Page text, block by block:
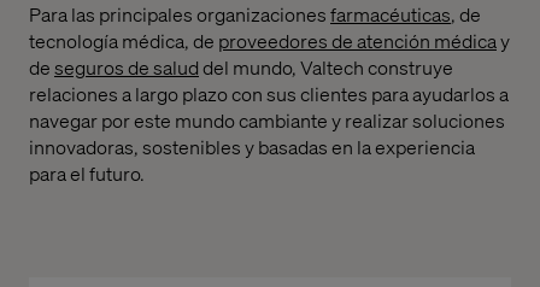
Para las principales organizacionesfarmacéuticas,de
tecnología médica,de proveedores de atención médicay
deseguros de saluddel mundo,Valtech construye
relaciones a largo plazo con sus clientes para ayudarlos a
navegar por este mundo cambiante y realizar soluciones
innovadoras, sostenibles y basadas en la experiencia
para el futuro.